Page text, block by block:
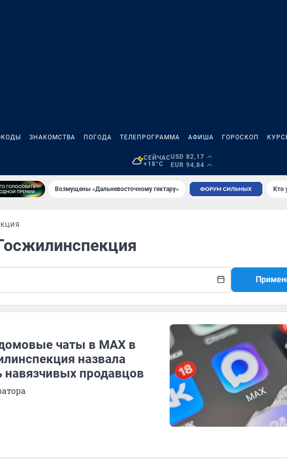
ЗНАКОМСТВА ПОГОДА ТЕЛЕПРОГРАММА АФИША ГОРОСКОП
СЕЙЧАС
+18°C
USD 82,17
EUR 94,84
Возмущены «Дальневосточному гектару» Кто
чаты в МАХ в
назвала
навязчивых продавцов